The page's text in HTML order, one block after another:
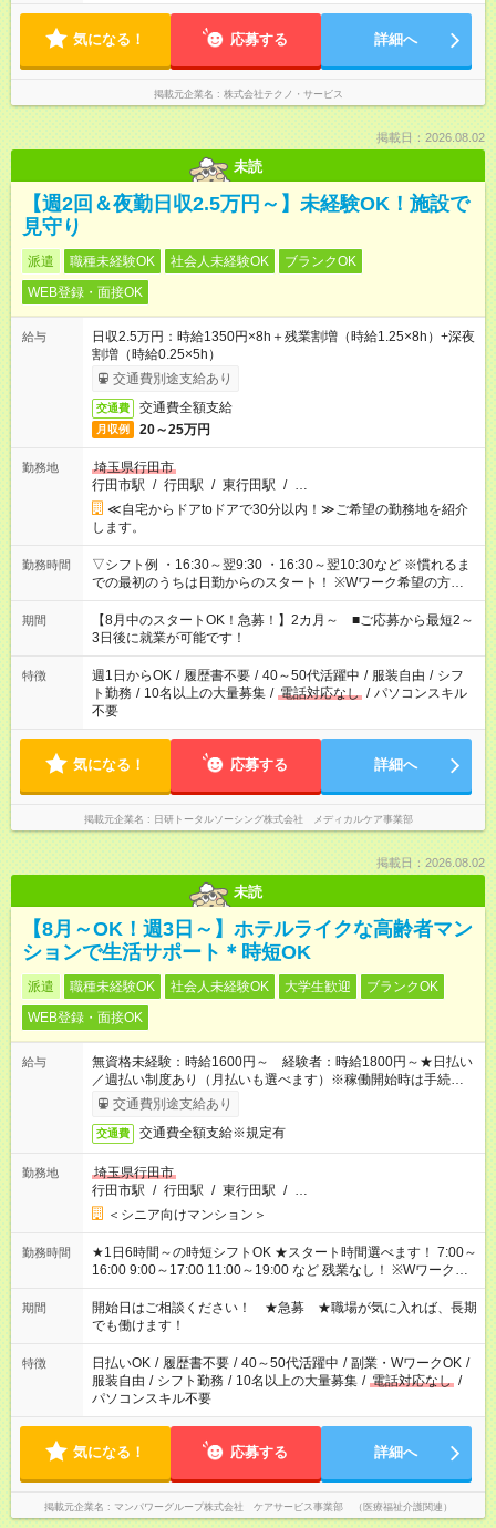
気になる！ 応募する 詳細へ
掲載元企業名 株式会社テクノ・サービス
掲載日：2026.08.02
未読
【週2回＆夜勤日収2.5万円～】未経験OK！施設で
見守り
派遣 職種未経験OK 社会人未経験OK
ブランクOK
WEB登録・面接OK
給与
日収2.5万円：時給1350円×8h＋残業割増（時給1.25×8h）+深夜
割増（時給0.25×5h）
交通費別途支給あり
交通費 交通費全額支給
月収例 20～25万円
勤務地
埼玉県行田市
行田市駅 / 行田駅 / 東行田駅 / …
≪自宅からドアtoドアで30分以内！≫ご希望の勤務地を紹介
します。
勤務時間
▽シフト例 ・16:30～翌9:30 ・16:30～翌10:30など ※慣れるま
での最初のうちは日勤からのスタート！ ※Wワーク希望の方へ
今ご覧のお仕事で希望する勤務時間と、もう1つのお仕事の勤務
時間。 合計で週40時間を超える場合は応募できません。
期間
【8月中のスタートOK！急募！】2カ月～ ■ご応募から最短2～
3日後に就業が可能です！
特徴 週1日からOK / 履歴書不要 / 40～50代活躍中 / 服装自由 / シフ
ト勤務 / 10名以上の大量募集 / 電話対応なし / パソコンスキル
不要
気になる！ 応募する 詳細へ
掲載元企業名 日研トータルソーシング株式会社 メディカルケア事業部
掲載日：2026.08.02
未読
【8月～OK！週3日～】ホテルライクな高齢者マン
ションで生活サポート＊時短OK
派遣 職種未経験OK 社会人未経験OK 大学生歓迎
ブランクOK
WEB登録・面接OK
給与
無資格未経験：時給1600円～ 経験者：時給1800円～★日払い
／週払い制度あり（月払いも選べます）※稼働開始時は手続き完
了次第のお支払いとなります。
交通費別途支給あり
交通費 交通費全額支給※規定有
勤務地
埼玉県行田市
行田市駅 / 行田駅 / 東行田駅 / …
＜シニア向けマンション＞
勤務時間
★1日6時間～の時短シフトOK ★スタート時間選べます！ 7:00～
16:00 9:00～17:00 11:00～19:00 など 残業なし！ ※Wワークの
場合、他のお仕事と合わせ週40時間超の就業はご案内できませ
ん ※法令に基づき、週20時間以上勤務は社会保険への加入対象
となります ※労働者派遣法（日雇い派遣の原則禁止）により、
短時間・短期間の就業はご案内が難しい場合があります
期間
開始日はご相談ください！ ★急募 ★職場が気に入れば、長期
でも働けます！
特徴 日払いOK / 履歴書不要 / 40～50代活躍中 / 副業・WワークOK /
服装自由 / シフト勤務 / 10名以上の大量募集 / 電話対応なし /
パソコンスキル不要
気になる！ 応募する 詳細へ
掲載元企業名 マンパワーグループ株式会社 ケアサービス事業部 （医療福祉介護関連）